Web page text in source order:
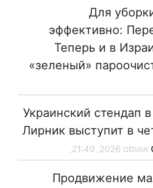
Для
эффективно:
Теперь и в
«зеленый»
Украинский стендап
Лирник выступит в
Продвижение